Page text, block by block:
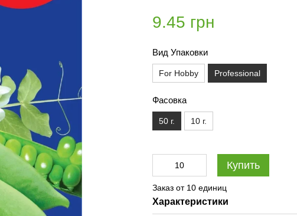
9.45 грн
Вид Упаковки
For Hobby Professional
Фасовка
50 г. 10 г.
Купить
Заказ от 10 единиц
Характеристики